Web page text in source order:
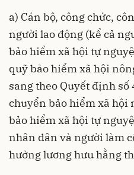
a) Cán bộ, công chức,
người lao động (kể cả
bảo hiểm xã hội tự
quỹ bảo hiểm xã hội
sang theo Quyết định
chuyển bảo hiểm xã hội
bảo hiểm xã hội tự
nhân dân và người làm
hưởng lương hưu hằng